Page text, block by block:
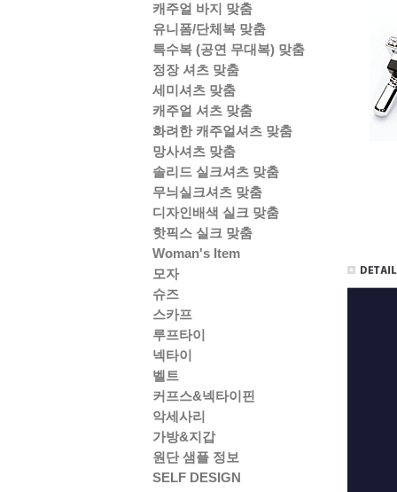
캐주얼 바지 맞춤
유니폼/단체복 맞춤
특수복 (공연 무대복) 맞춤
정장 셔츠 맞춤
세미셔츠 맞춤
캐주얼 셔츠 맞춤
화려한 캐주얼셔츠 맞춤
망사셔츠 맞춤
솔리드 실크셔츠 맞춤
무늬실크셔츠 맞춤
디자인배색 실크 맞춤
핫픽스 실크 맞춤
Woman's Item
모자
슈즈
스카프
루프타이
넥타이
벨트
커프스&넥타이핀
악세사리
가방&지갑
원단 샘플 정보
SELF DESIGN